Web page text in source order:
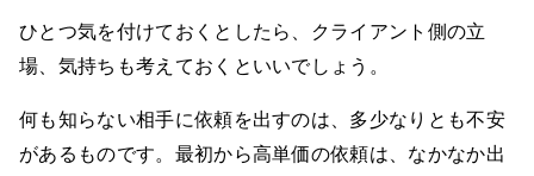
ひとつ気を付けておくとしたら、クライアント側の立
場、気持ちも考えておくといいでしょう。
何も知らない相手に依頼を出すのは、多少なりとも不安
があるものです。最初から高単価の依頼は、なかなか出